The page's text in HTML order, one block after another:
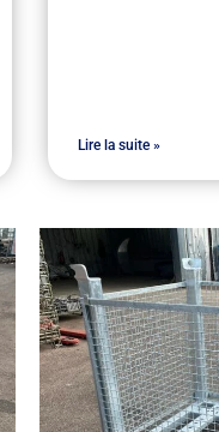
Lire la suite »